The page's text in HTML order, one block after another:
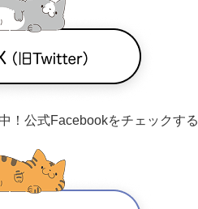
！ 公式Facebookをチェックする